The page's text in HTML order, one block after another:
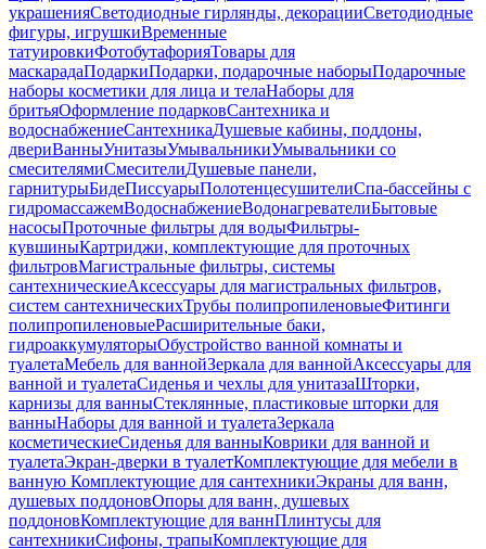
украшенияСветодиодные гирлянды, декорацииСветодиодные
фигуры, игрушкиВременные
татуировкиФотобутафорияТовары для
маскарадаПодаркиПодарки, подарочные наборыПодарочные
наборы косметики для лица и телаНаборы для
бритьяОформление подарковСантехника и
водоснабжениеСантехникаДушевые кабины, поддоны,
двериВанныУнитазыУмывальникиУмывальники со
смесителямиСмесителиДушевые панели,
гарнитурыБидеПиссуарыПолотенцесушителиСпа-бассейны с
гидромассажемВодоснабжениеВодонагревателиБытовые
насосыПроточные фильтры для водыФильтры-
кувшиныКартриджи, комплектующие для проточных
фильтровМагистральные фильтры, системы
сантехническиеАксессуары для магистральных фильтров,
систем сантехническихТрубы полипропиленовыеФитинги
полипропиленовыеРасширительные баки,
гидроаккумуляторыОбустройство ванной комнаты и
туалетаМебель для ваннойЗеркала для ваннойАксессуары для
ванной и туалетаСиденья и чехлы для унитазаШторки,
карнизы для ванныСтеклянные, пластиковые шторки для
ванныНаборы для ванной и туалетаЗеркала
косметическиеСиденья для ванныКоврики для ванной и
туалетаЭкран-дверки в туалетКомплектующие для мебели в
ванную Комплектующие для сантехникиЭкраны для ванн,
душевых поддоновОпоры для ванн, душевых
поддоновКомплектующие для ваннПлинтусы для
сантехникиСифоны, трапыКомплектующие для